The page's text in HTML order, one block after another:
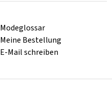
Modeglossar
Meine Bestellung
E-Mail schreiben